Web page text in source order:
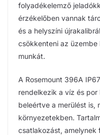
folyadékelemző
érzékelőben vannak
és a helyszíni
csökkenteni az üzembe
munkát.
A Rosemount 396A
rendelkezik a víz és por
beleértve a merülést is,
környezetekben.
csatlakozást, amelynek